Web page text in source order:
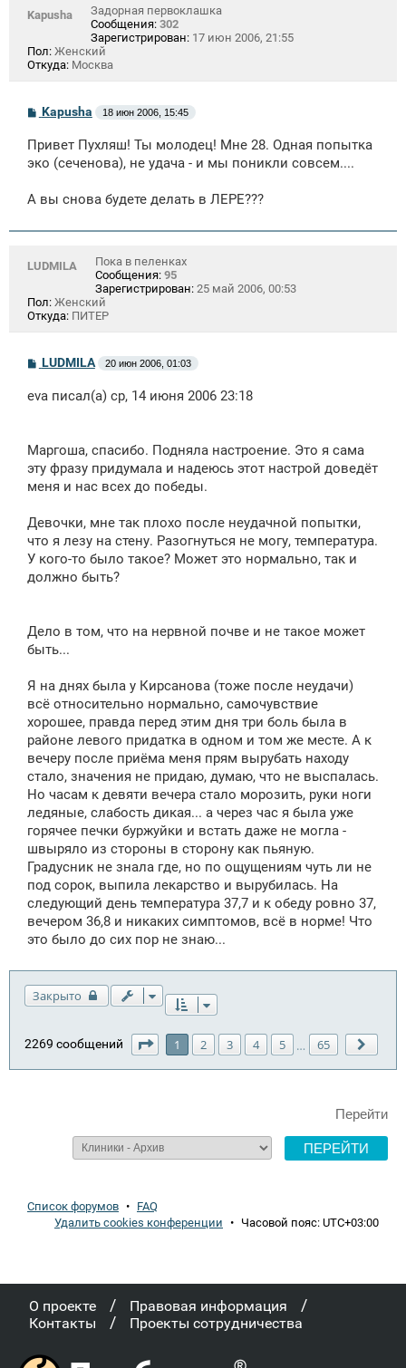
Kapusha
Задорная первоклашка
Сообщения: 302
Зарегистрирован: 17 июн 2006, 21:55
Пол: Женский
Откуда: Москва
С
б
щ
и
Kapusha 18 июн 2006, 15:45
Привет Пухляш! Ты молодец! Мне 28. Одная попытка
эко (сеченова), не удача - и мы поникли совсем....
А вы снова будете делать в ЛЕРЕ???
LUDMILA
Пока в пеленках
Сообщения: 95
Зарегистрирован: 25 май 2006, 00:53
Пол: Женский
Откуда: ПИТЕР
С
б
и
LUDMILA 20 июн 2006, 01:03
eva писал(а) ср, 14 июня 2006 23:18
Маргоша, спасибо. Подняла настроение. Это я сама
эту фразу придумала и надеюсь этот настрой доведёт
меня и нас всех до победы.
Девочки, мне так плохо после неудачной попытки,
что я лезу на стену. Разогнуться не могу, температура.
У кого-то было такое? Может это нормально, так и
должно быть?
Дело в том, что на нервной почве и не такое может
быть...
Я на днях была у Кирсанова (тоже после неудачи)
всё относительно нормально, самочувствие
хорошее, правда перед этим дня три боль была в
районе левого придатка в одном и том же месте. А к
вечеру после приёма меня прям вырубать находу
стало, значения не придаю, думаю, что не выспалась.
Но часам к девяти вечера стало морозить, руки ноги
ледяные, слабость дикая... а через час я была уже
горячее печки буржуйки и встать даже не могла -
швыряло из стороны в сторону как пьяную.
Градусник не знала где, но по ощущениям чуть ли не
под сорок, выпила лекарство и вырубилась. На
следующий день температура 37,7 и к обеду ровно 37,
вечером 36,8 и никаких симптомов, всё в норме! Что
это было до сих пор не знаю...
Закрыто
2269 сообщений Страница из
1 2 3 4 5 … 65
Перейти
Список форумов • FAQ
Удалить cookies конференции • Часовой пояс: UTC+03:00
О проекте / Правовая информация /
Контакты / Проекты сотрудничества